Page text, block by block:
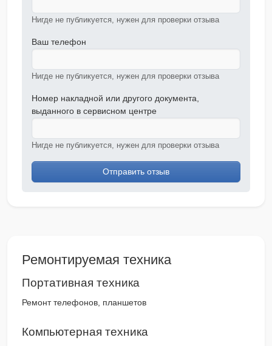
Нигде не публикуется, нужен для проверки отзыва
Ваш телефон
Нигде не публикуется, нужен для проверки отзыва
Номер накладной или другого документа,
выданного в сервисном центре
Нигде не публикуется, нужен для проверки отзыва
Отправить отзыв
Ремонтируемая техника
Портативная техника
Ремонт телефонов, планшетов
Компьютерная техника